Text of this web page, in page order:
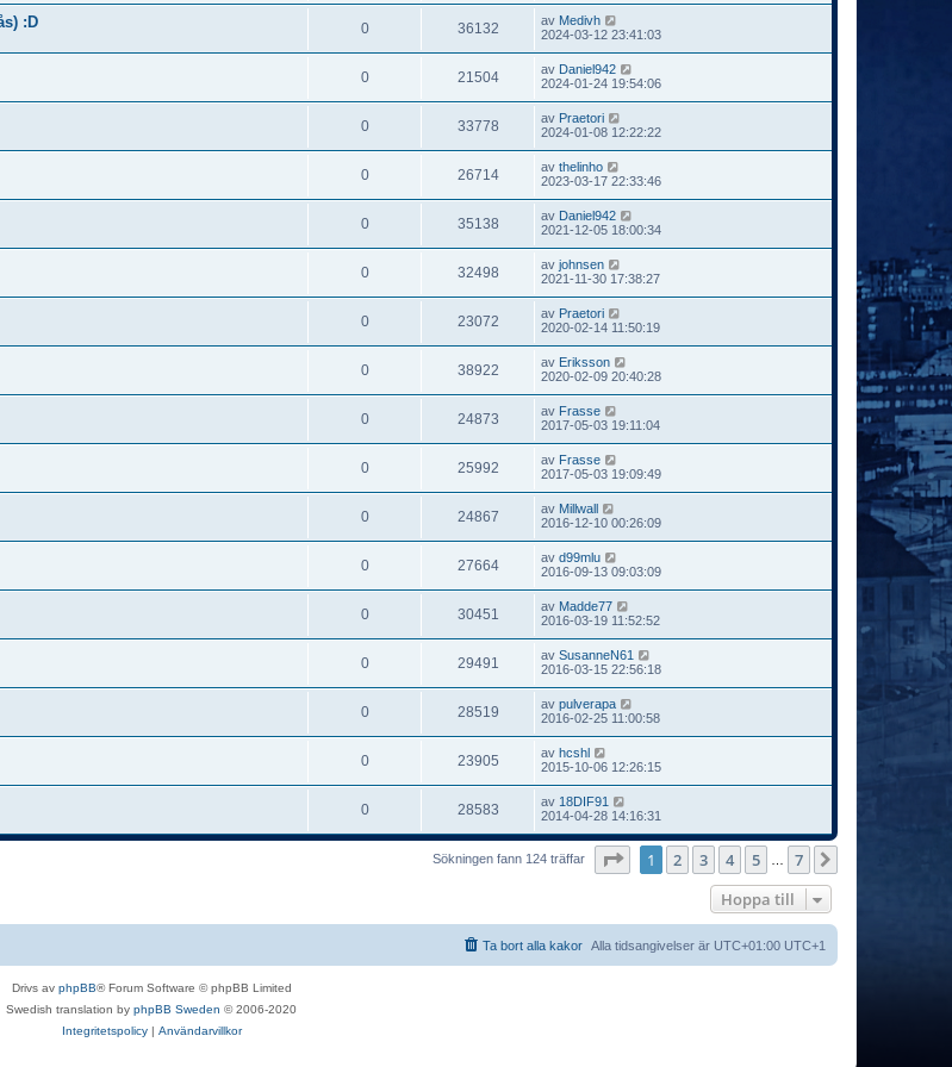
:D 0 36132 av Medivh
2024-03-12 23:41:03
0 21504 av Daniel942
2024-01-24 19:54:06
0 33778 av Praetori
2024-01-08 12:22:22
0 26714 av thelinho
2023-03-17 22:33:46
0 35138 av Daniel942
2021-12-05 18:00:34
0 32498 av johnsen
2021-11-30 17:38:27
0 23072 av Praetori
2020-02-14 11:50:19
0 38922 av Eriksson
2020-02-09 20:40:28
0 24873 av Frasse
2017-05-03 19:11:04
0 25992 av Frasse
2017-05-03 19:09:49
0 24867 av Millwall
2016-12-10 00:26:09
0 27664 av d99mlu
2016-09-13 09:03:09
0 30451 av Madde77
2016-03-19 11:52:52
0 29491 av SusanneN61
2016-03-15 22:56:18
0 28519 av pulverapa
2016-02-25 11:00:58
0 23905 av hcshl
2015-10-06 12:26:15
0 28583 av 18DIF91
2014-04-28 14:16:31
Sökningen fann 124 träffar Sida av 7
1 2 3 4 5 7
Hoppa till
Alla tidsangivelser är UTC+01:00 UTC+1
Ta bort alla kakor
Drivs av phpBB® Forum Software © phpBB Limited
Swedish translation by phpBB Sweden © 2006-2020
Integritetspolicy| Användarvillkor